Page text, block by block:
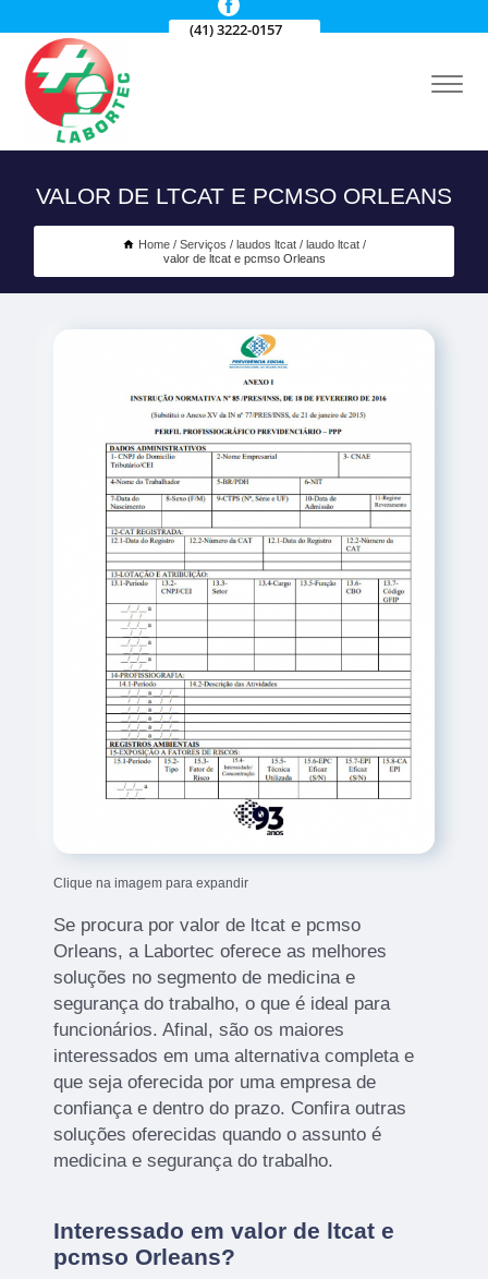
(41) 3222-0157
VALOR DE LTCAT E PCMSO ORLEANS
Home Serviços laudos ltcat
laudo ltcat
valor de ltcat e pcmso Orleans
Clique na imagem para expandir
Se procura por valor de ltcat e pcmso
Orleans, a Labortec oferece as melhores
soluções no segmento de medicina e
segurança do trabalho, o que é ideal para
funcionários. Afinal, são os maiores
interessados em uma alternativa completa e
que seja oferecida por uma empresa de
confiança e dentro do prazo. Confira outras
soluções oferecidas quando o assunto é
medicina e segurança do trabalho.
Interessado em valor de ltcat e
pcmso Orleans?